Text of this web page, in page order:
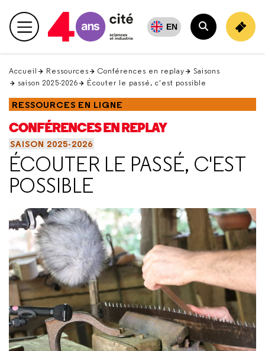
en
haut Menu principal EN
Rechercher
Accueil Ressources Conférences en replay
Saisons
saison 2025-2026
Écouter le passé, c'est possible
RESSOURCES EN LIGNE
CONFÉRENCES EN REPLAY
SAISON 2025-2026
ÉCOUTER LE PASSÉ, C'EST
POSSIBLE